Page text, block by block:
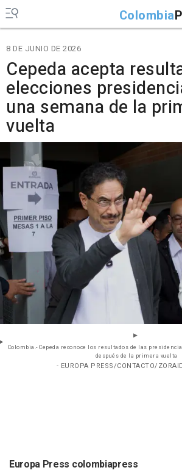
Colombia
8 DE JUNIO DE 2026
Cepeda acepta
elecciones
una semana de la
vuelta
Colombia.- Cepeda reconoce los resultados de las
después de la primera vuelta
- EUROPA PRESS/CONTACTO/
Europa Press colombiapress